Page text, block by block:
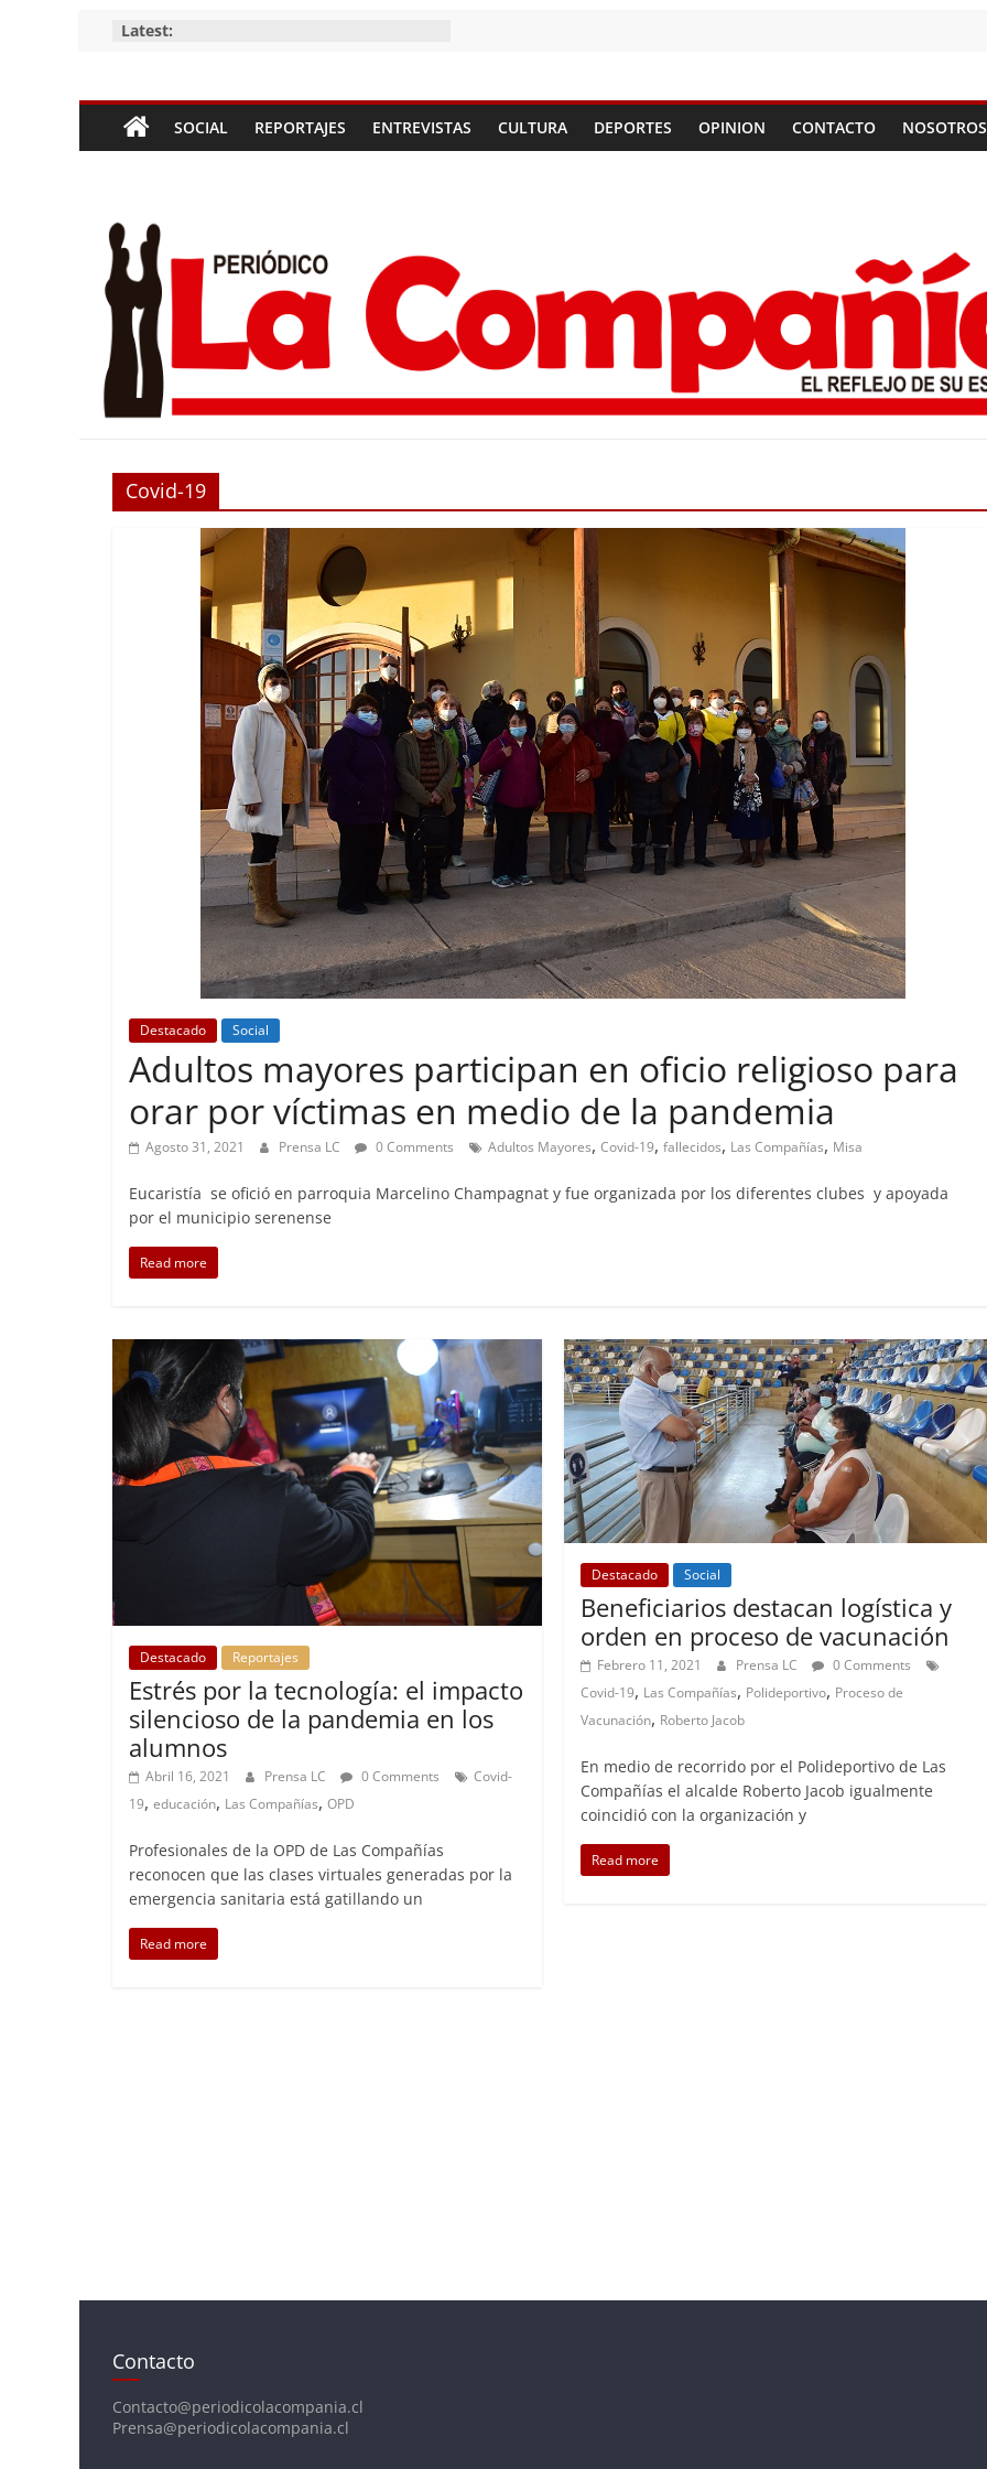
Latest:
Periódico
La
Compañía
Periódico
las
Compañías
SOCIAL REPORTAJES ENTREVISTAS CULTURA DEPORTES OPINION CONTACTO NOSOTROS
Covid-19
Destacado Social
Adultos mayores participan en oficio religioso para
orar por víctimas en medio de la pandemia
Agosto 31, 2021 Prensa LC 0 Comments Adultos Mayores, Covid-19, fallecidos, Las Compañías, Misa
Eucaristía se ofició en parroquia Marcelino Champagnat y fue organizada por los diferentes clubes y apoyada
por el municipio serenense
Read more
Destacado Reportajes
Estrés por la tecnología: el impacto
silencioso de la pandemia en los
alumnos
Abril 16, 2021 Prensa LC 0 Comments
Covid-
19, educación, Las Compañías, OPD
Profesionales de la OPD de Las Compañías
reconocen que las clases virtuales generadas por la
emergencia sanitaria está gatillando un
Read more
Destacado Social
Beneficiarios destacan logística y
orden en proceso de vacunación
Febrero 11, 2021 Prensa LC
0 Comments
Covid-19, Las Compañías, Polideportivo, Proceso de
Vacunación, Roberto Jacob
En medio de recorrido por el Polideportivo de Las
Compañías el alcalde Roberto Jacob igualmente
coincidió con la organización y
Read more
Foco Vecinal
Preocupa abandono de casa
Abril 26, 2019 Prensa LC 0
Destacado
Municipio realiza limpieza
en microbasural
Junio 14, 2020 Prensa LC
Contacto
Contacto@periodicolacompania.cl
Prensa@periodicolacompania.cl